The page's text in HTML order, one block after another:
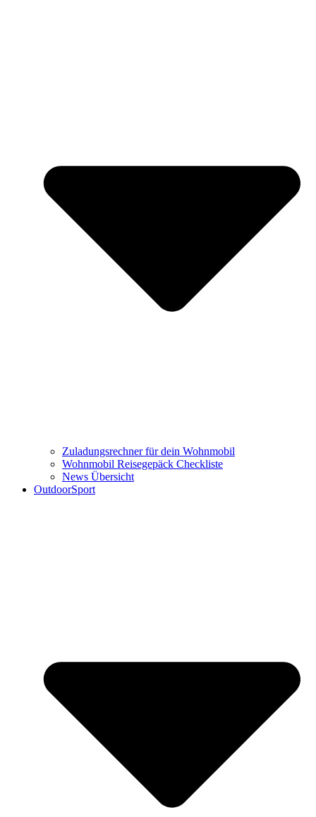
Zuladungsrechner für dein Wohnmobil
Wohnmobil Reisegepäck Checkliste
News Übersicht
OutdoorSport